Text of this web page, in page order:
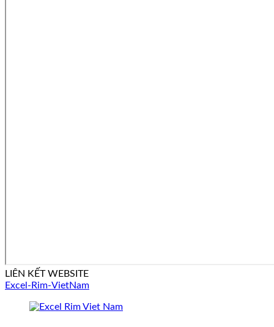
LIÊN KẾT WEBSITE
Excel-Rim-VietNam